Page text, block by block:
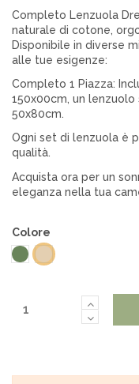
Completo Lenzuola
naturale di cotone,
Disponibile in diverse
alle tue esigenze:
Completo 1 Piazza:
150x00cm, un
50x80cm.
Ogni set di lenzuola è
qualità.
Acquista ora per un
eleganza nella tua
Colore
VerdeBeige